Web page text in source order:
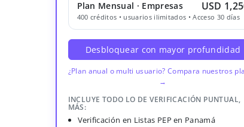
Plan Mensual · Empresas USD
400 créditos • usuarios ilimitados • Acceso 30 días
Desbloquear con mayor profundidad
¿Plan anual o multi usuario? Compara nuestros
→
INCLUYE TODO LO DE VERIFICACIÓN PUNTUAL,
MÁS:
Verificación en Listas PEP en Panamá